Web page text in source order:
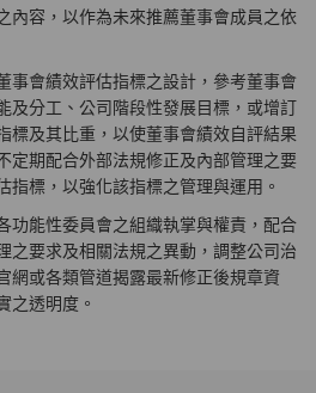
內容，以作為未來推薦董事會成員之依
事會績效評估指標之設計，參考董事會
及分工、公司階段性發展目標，或增訂
標及其比重，以使董事會績效自評結果
定期配合外部法規修正及內部管理之要
指標，以強化該指標之管理與運用。
功能性委員會之組織執掌與權責，配合
之要求及相關法規之異動，調整公司治
網或各類管道揭露最新修正後規章資
之透明度。